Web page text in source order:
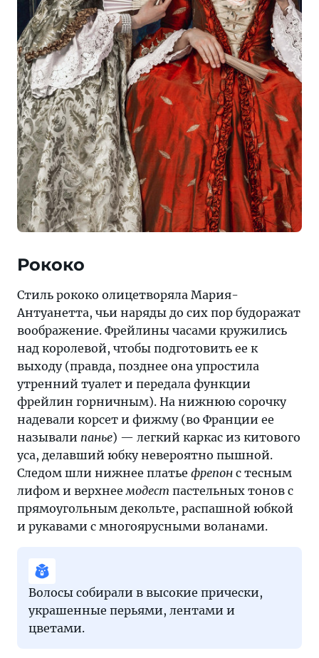
Рококо
Стиль рококо олицетворяла Мария-
Антуанетта, чьи наряды до сих пор будоражат
воображение. Фрейлины часами кружились
над королевой, чтобы подготовить ее к
выходу (правда, позднее она упростила
утренний туалет и передала функции
фрейлин горничным). На нижнюю сорочку
надевали корсет и фижму (во Франции ее
называли панье) — легкий каркас из китового
уса, делавший юбку невероятно пышной.
Следом шли нижнее платье фрепон с тесным
лифом и верхнеемодест пастельных тонов с
прямоугольным декольте, распашной юбкой
и рукавами с многоярусными воланами.
Волосы собирали в высокие прически,
украшенные перьями, лентами и
цветами.